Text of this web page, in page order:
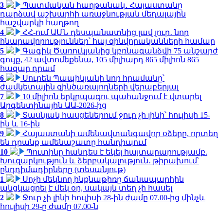
3
Պատմական հաղթանակ․ Հայաստանը
դարձավ աշխարհի առաջնության մեդալային
հաշվարկի հաղթող
4
ՀՀ-ում ԱՄՆ դեսպանատնից լավ լուր․ նոր
հնարավորություններ՝ հայ զինվորականների համար
5
Գագիկ Ծառուկյանից կբռնագանձվի 75 անշարժ
գույք, 42 ավտոմեքենա, 105 միլիարդ 865 միլիոն 865
հազար դրամ
6
Սուրեն Պապիկյանի նոր հրամանը՝
ժամկետային զինծառայողների վերաբերյալ
7
10 միլիոն երկրպագու պահանջում է վտարել
Արգենտինային ԱԱ-2026-ից
8
Տասնյակ հասցեներում ջուր չի լինի՝ հուլիսի 15-
ին և 16-ին
9
Հայաստանի ամենավտանգավոր օձերը. որտեղ
են դրանք ամենաշատը հանդիպում
10
Պուտինը հանդես է եկել հայտարարությամբ.
Խուզարկություն և ձերբակալություն․ թիրախում՝
ընդդիմադիրները (տեսանյութ)
1
Սոչի մեկնող ինքնաթիռը ճանապարհին
անցկացրել է մեկ օր, սակայն տեղ չի հասել
2
Ջուր չի լինի հուլիսի 28-ին ժամը 07.00-ից մինչև
հուլիսի 29-ը ժամը 07.00-ն